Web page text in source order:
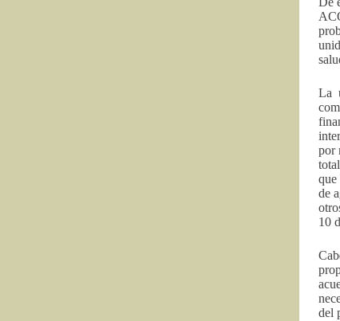
La
por
que
de
10
del